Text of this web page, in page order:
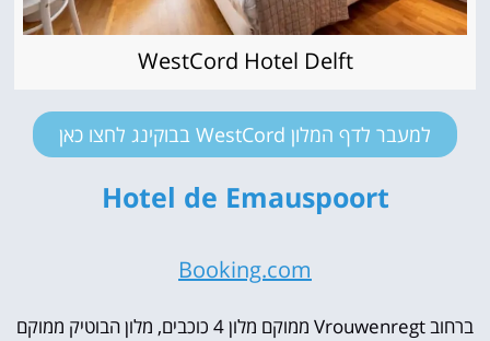
WestCord Hotel Delft
למעבר לדף המלון WestCord בבוקינג לחצו כאן
Hotel de Emauspoort
Booking.com
ברחוב Vrouwenregt ממוקם מלון 4 כוכבים, מלון הבוטיק ממוקם